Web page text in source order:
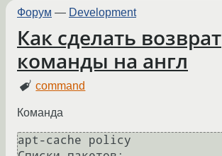
Форум — Development
Как сделать возврат
команды на англ
command
Команда
apt-cache policy